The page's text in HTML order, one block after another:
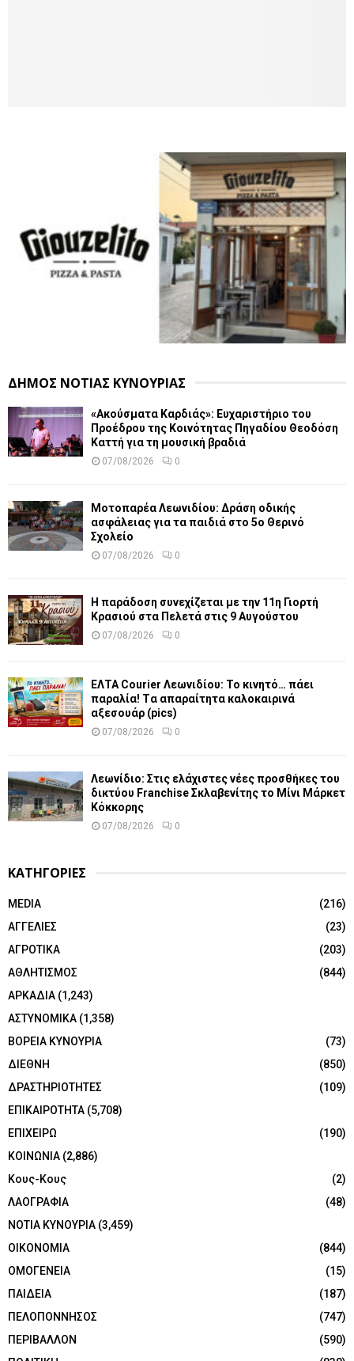
ΔΗΜΟΣ ΝΟΤΙΑΣ ΚΥΝΟΥΡΙΑΣ
«Ακούσματα Καρδιάς»: Ευχαριστήριο του
Προέδρου της Κοινότητας Πηγαδίου Θεοδόση
Καττή για τη μουσική βραδιά
07/08/2026 0
Μοτοπαρέα Λεωνιδίου: Δράση οδικής
ασφάλειας για τα παιδιά στο 5ο Θερινό
Σχολείο
07/08/2026 0
Η παράδοση συνεχίζεται με την 11η Γιορτή
Κρασιού στα Πελετά στις 9 Αυγούστου
07/08/2026 0
ΕΛΤΑ Courier Λεωνιδίου: Το κινητό… πάει
παραλία! Tα απαραίτητα καλοκαιρινά
αξεσουάρ (pics)
07/08/2026 0
Λεωνίδιο: Στις ελάχιστες νέες προσθήκες του
δικτύου Franchise Σκλαβενίτης το Μίνι Μάρκετ
Κόκκορης
07/08/2026 0
ΚΑΤΗΓΟΡΙΕΣ
MEDIA
(216)
ΑΓΓΕΛΙΕΣ
(23)
ΑΓΡΟΤΙΚΑ
(203)
ΑΘΛΗΤΙΣΜΟΣ
(844)
ΑΡΚΑΔΙΑ (1,243)
ΑΣΤΥΝΟΜΙΚΑ (1,358)
ΒΟΡΕΙΑ ΚΥΝΟΥΡΙΑ
(73)
ΔΙΕΘΝΗ
(850)
ΔΡΑΣΤΗΡΙΟΤΗΤΕΣ
(109)
ΕΠΙΚΑΙΡΟΤΗΤΑ (5,708)
ΕΠΙΧΕΙΡΩ
(190)
ΚΟΙΝΩΝΙΑ (2,886)
Κους-Κους
(2)
ΛΑΟΓΡΑΦΙΑ
(48)
ΝΟΤΙΑ ΚΥΝΟΥΡΙΑ (3,459)
ΟΙΚΟΝΟΜΙΑ
(844)
ΟΜΟΓΕΝΕΙΑ
(15)
ΠΑΙΔΕΙΑ
(187)
ΠΕΛΟΠΟΝΝΗΣΟΣ
(747)
ΠΕΡΙΒΑΛΛΟΝ
(590)